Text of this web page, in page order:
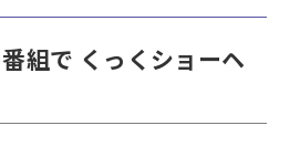
組で くっくショーヘ